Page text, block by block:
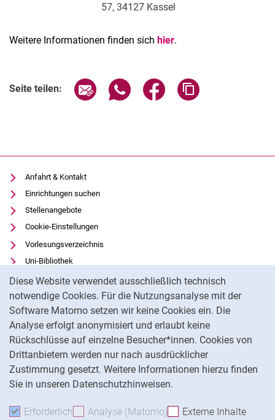
Diese Website verwendet ausschließlich technisch
notwendige Cookies. Für die Nutzungsanalyse mit der
Software Matomo setzen wir keine Cookies ein. Die
Analyse erfolgt anonymisiert und erlaubt keine
Rückschlüsse auf einzelne Besucher*innen. Cookies von
Drittanbietern werden nur nach ausdrücklicher
Zustimmung gesetzt. Weitere Informationen hierzu finden
Sie in unseren Datenschutzhinweisen.
Erforderlich Erforderliche Cookies akzeptieren
Analyse (Matomo) Analyse-Cookies
Externe Inhalte
57, 34127 Kassel
Weitere Informationen finden sich hier.
Seite teilen: Seite über E-Mail teilen
Seite über WhatsApp teilen
Seite über Facebook
Anfahrt & Kontakt
Einrichtungen suchen
Stellenangebote
Cookie-Einstellungen
Vorlesungsverzeichnis
Uni-Bibliothek
Moodle
Panopto
Datenschutz
Barrierefreiheit
Transparenter KI-Einsatz